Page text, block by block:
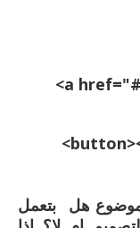
هل بتعمل